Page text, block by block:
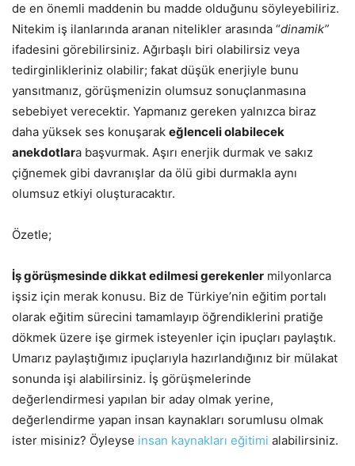
de en önemli maddenin bu madde olduğunu söyleyebiliriz.
Nitekim iş ilanlarında aranan nitelikler arasında “dinamik”
ifadesini görebilirsiniz. Ağırbaşlı biri olabilirsiz veya
tedirginlikleriniz olabilir; fakat düşük enerjiyle bunu
yansıtmanız, görüşmenizin olumsuz sonuçlanmasına
sebebiyet verecektir. Yapmanız gereken yalnızca biraz
daha yüksek ses konuşarak eğlenceli olabilecek
anekdotlara başvurmak. Aşırı enerjik durmak ve sakız
çiğnemek gibi davranışlar da ölü gibi durmakla aynı
olumsuz etkiyi oluşturacaktır.
Özetle;
İş görüşmesinde dikkat edilmesi gerekenler milyonlarca
işsiz için merak konusu. Biz de Türkiye’nin eğitim portalı
olarak eğitim sürecini tamamlayıp öğrendiklerini pratiğe
dökmek üzere işe girmek isteyenler için ipuçları paylaştık.
Umarız paylaştığımız ipuçlarıyla hazırlandığınız bir mülakat
sonunda işi alabilirsiniz. İş görüşmelerinde
değerlendirmesi yapılan bir aday olmak yerine,
değerlendirme yapan insan kaynakları sorumlusu olmak
ister misiniz? Öyleyse insan kaynakları eğitimi alabilirsiniz.